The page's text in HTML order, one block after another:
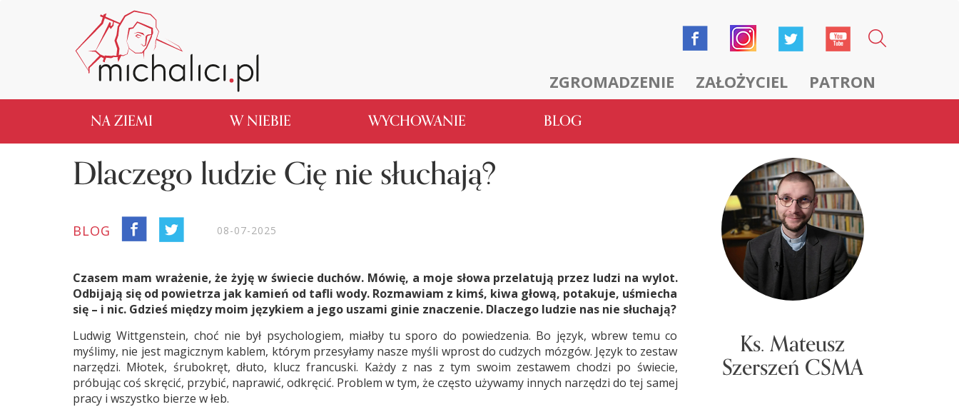
ZGROMADZENIE ZAŁOŻYCIEL PATRON
NA ZIEMI W NIEBIE WYCHOWANIE BLOG
Dlaczego ludzie Cię nie słuchają?
BLOG 08-07-2025
Czasem mam wrażenie, że żyję w świecie duchów. Mówię, a moje słowa przelatują przez ludzi na wylot.
Odbijają się od powietrza jak kamień od tafli wody. Rozmawiam z kimś, kiwa głową, potakuje, uśmiecha
się – i nic. Gdzieś między moim językiem a jego uszami ginie znaczenie. Dlaczego ludzie nas nie słuchają?
Ludwig Wittgenstein, choć nie był psychologiem, miałby tu sporo do powiedzenia. Bo język, wbrew temu co
myślimy, nie jest magicznym kablem, którym przesyłamy nasze myśli wprost do cudzych mózgów. Język to zestaw
narzędzi. Młotek, śrubokręt, dłuto, klucz francuski. Każdy z nas z tym swoim zestawem chodzi po świecie,
próbując coś skręcić, przybić, naprawić, odkręcić. Problem w tym, że często używamy innych narzędzi do tej samej
pracy i wszystko bierze w łeb.
Ks. Mateusz
Szerszeń CSMA